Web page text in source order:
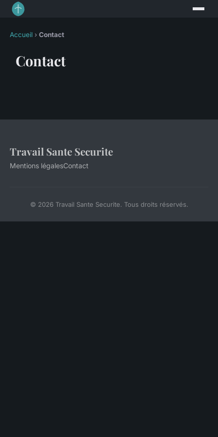
Accueil › Contact
Contact
Travail Sante Securite
Mentions légalesContact
© 2026 Travail Sante Securite. Tous droits réservés.